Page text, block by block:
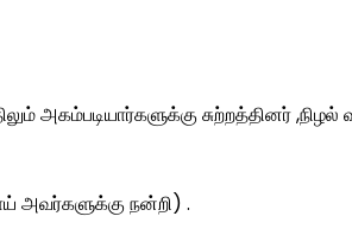
அகம்படியார்களுக்கு சுற்றத்தினர்
அவர்களுக்கு நன்றி) .